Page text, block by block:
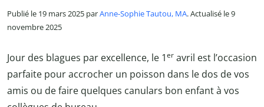
Publié le 19 mars 2025 parAnne-Sophie Tautou, MA. Actualisé le 9
novembre 2025
Jour des blagues par excellence, le 1er avril est l’occasion
parfaite pour accrocher un poisson dans le dos de vos
amis ou de faire quelques canulars bon enfant à vos